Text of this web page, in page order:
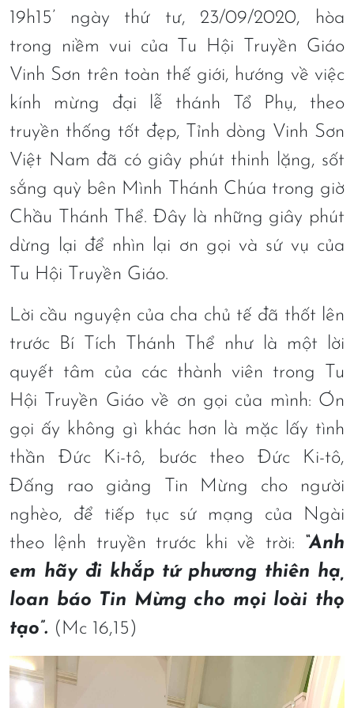
19h15’ ngày thứ tư, 23/09/2020, hòa
trong niềm vui của Tu Hội Truyền Giáo
Vinh Sơn trên toàn thế giới, hướng về việc
kính mừng đại lễ thánh Tổ Phụ, theo
truyền thống tốt đẹp, Tỉnh dòng Vinh Sơn
Việt Nam đã có giây phút thinh lặng, sốt
sắng quỳ bên Mình Thánh Chúa trong giờ
Chầu Thánh Thể. Đây là những giây phút
dừng lại để nhìn lại ơn gọi và sứ vụ của
Tu Hội Truyền Giáo.
Lời cầu nguyện của cha chủ tế đã thốt lên
trước Bí Tích Thánh Thể như là một lời
quyết tâm của các thành viên trong Tu
Hội Truyền Giáo về ơn gọi của mình: Ơn
gọi ấy không gì khác hơn là mặc lấy tình
thần Đức Ki-tô, bước theo Đức Ki-tô,
Đấng rao giảng Tin Mừng cho người
nghèo, để tiếp tục sứ mạng của Ngài
theo lệnh truyền trước khi về trời:
“Anh
em hãy đi khắp tứ phương thiên hạ,
loan báo Tin Mừng cho mọi loài thọ
tạo”. (Mc 16,15)